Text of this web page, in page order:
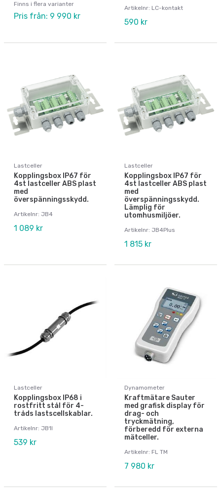
Finns i flera varianter
Pris från: 9 990 kr
Artikelnr: LC-kontakt
590 kr
Lastceller
Kopplingsbox IP67 för
4st lastceller ABS plast
med
överspänningsskydd.
Artikelnr: JB4
1 089 kr
Lastceller
Kopplingsbox IP67 för
4st lastceller ABS plast
med
överspänningsskydd.
Lämplig för
utomhusmiljöer.
Artikelnr: JB4Plus
1 815 kr
Lastceller
Kopplingsbox IP68 i
rostfritt stål för 4-
tråds lastscellskablar.
Artikelnr: JB1I
539 kr
Dynamometer
Kraftmätare Sauter
med grafisk display för
drag- och
tryckmätning,
förberedd för externa
mätceller.
Artikelnr: FL TM
7 980 kr